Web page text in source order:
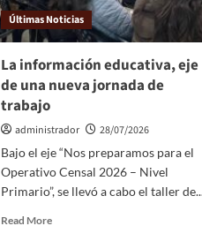
Últimas Noticias
La información educativa, eje
de una nueva jornada de
trabajo
administrador
28/07/2026
Bajo el eje “Nos preparamos para el
Operativo Censal 2026 – Nivel
Primario”, se llevó a cabo el taller
Read More